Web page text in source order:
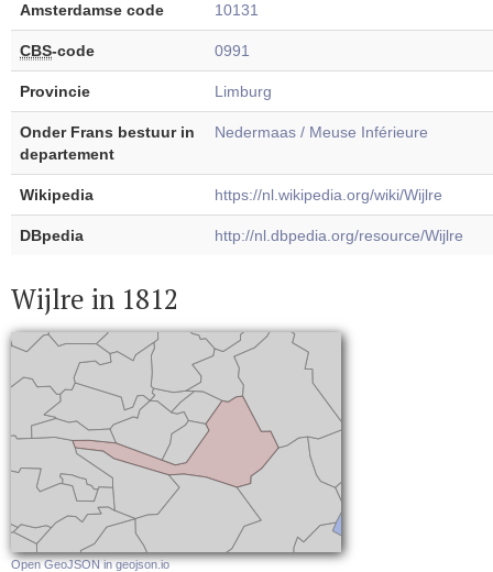
Amsterdamse code 10131
CBS-code 0991
Provincie Limburg
Onder Frans bestuur in
departement
Nedermaas / Meuse Inférieure
Wikipedia https://nl.wikipedia.org/wiki/Wijlre
DBpedia http://nl.dbpedia.org/resource/Wijlre
Wijlre in 1812
Open GeoJSON in geojson.io